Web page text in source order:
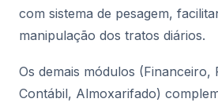
com sistema de pesagem,
manipulação dos tratos diários.
Os demais módulos (Financeiro,
Contábil, Almoxarifado)